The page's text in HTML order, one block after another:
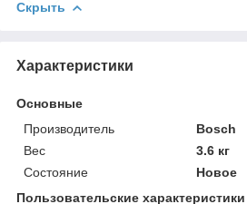
Скрыть
Характеристики
Основные
Производитель
Bosch
Вес
3.6 кг
Состояние
Новое
Пользовательские характеристики